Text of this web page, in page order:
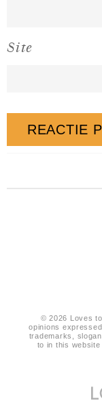
Site
© 2026 Loves
opinions
trademarks,
to in this